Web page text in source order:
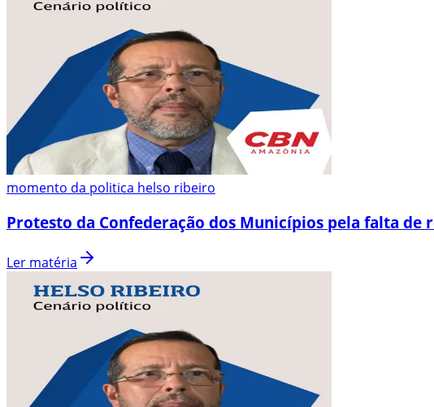
momento da politica helso ribeiro
Protesto da Confederação dos Municípios pela falta de
Ler matéria